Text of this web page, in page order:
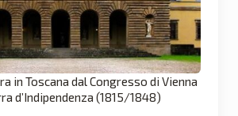
in Toscana dal Congresso di Vienna
d’Indipendenza (1815/1848)